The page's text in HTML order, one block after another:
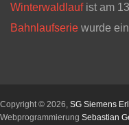
Winterwaldlaufist am
Bahnlaufserie wurde
Copyright © 2026, SG Siemens
Webprogrammierung Sebastian